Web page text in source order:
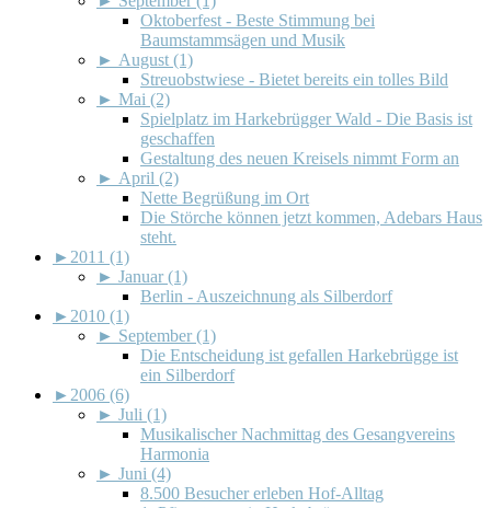
Oktoberfest - Beste Stimmung bei
Baumstammsägen und Musik
► August (1)
Streuobstwiese - Bietet bereits ein tolles Bild
► Mai (2)
Spielplatz im Harkebrügger Wald - Die Basis ist
geschaffen
Gestaltung des neuen Kreisels nimmt Form an
► April (2)
Nette Begrüßung im Ort
Die Störche können jetzt kommen, Adebars Haus
steht.
► 2011 (1)
► Januar (1)
Berlin - Auszeichnung als Silberdorf
► 2010 (1)
► September (1)
Die Entscheidung ist gefallen Harkebrügge ist
ein Silberdorf
► 2006 (6)
► Juli (1)
Musikalischer Nachmittag des Gesangvereins
Harmonia
► Juni (4)
8.500 Besucher erleben Hof-Alltag